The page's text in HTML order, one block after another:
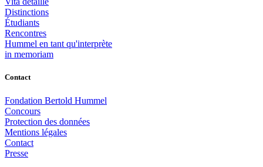
Distinctions
Étudiants
Rencontres
Hummel en tant qu'interprète
in memoriam
Contact
Fondation Bertold Hummel
Concours
Protection des données
Mentions légales
Contact
Presse